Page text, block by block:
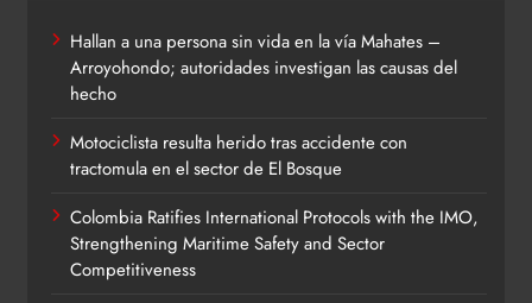
Hallan a una persona sin vida en la vía Mahates –
Arroyohondo; autoridades investigan las causas del
hecho
Motociclista resulta herido tras accidente con
tractomula en el sector de El Bosque
Colombia Ratifies International Protocols with the IMO,
Strengthening Maritime Safety and Sector
Competitiveness